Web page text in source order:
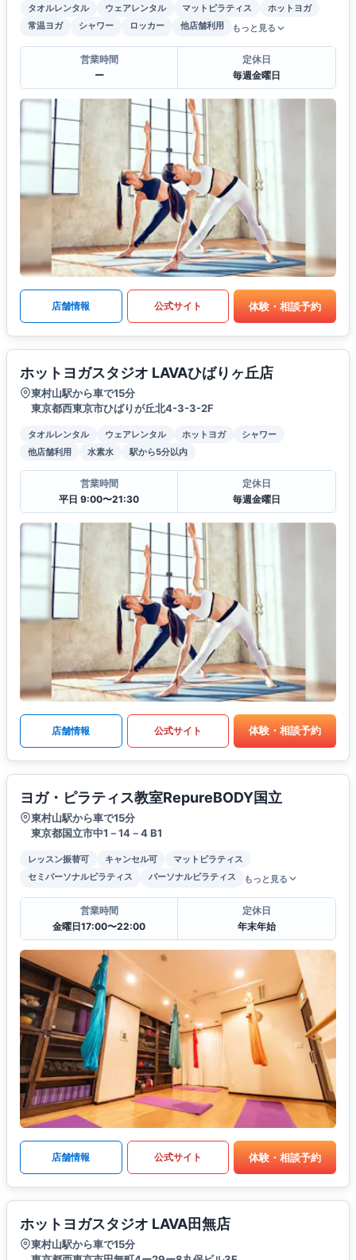
タオルレンタル ウェアレンタル マットピラティス
ホットヨガ
常温ヨガ
シャワー ロッカー 他店舗利用 もっと見る
営業時間
ー
定休日
毎週金曜日
店舗情報 公式サイト 体験・相談予約
ホットヨガスタジオ LAVAひばりヶ丘店
東村山駅から車で15分
東京都西東京市ひばりが丘北4-3-3-2F
タオルレンタル ウェアレンタル ホットヨガ
シャワー
他店舗利用
水素水 駅から5分以内
営業時間
平日 9:00〜21:30
定休日
毎週金曜日
店舗情報 公式サイト 体験・相談予約
ヨガ・ピラティス教室RepureBODY国立
東村山駅から車で15分
東京都国立市中1－14－4 B1
レッスン振替可 キャンセル可
マットピラティス
セミパーソナルピラティス
パーソナルピラティス もっと見る
営業時間
金曜日17:00〜22:00
定休日
年末年始
店舗情報 公式サイト 体験・相談予約
ホットヨガスタジオ LAVA田無店
東村山駅から車で15分